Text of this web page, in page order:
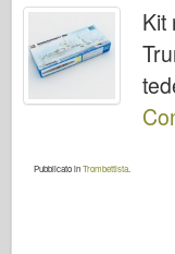
Kit
Pubblicato inTrombettista